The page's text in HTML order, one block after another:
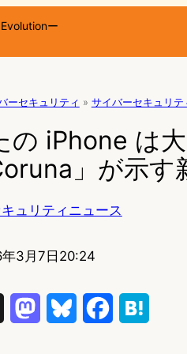
ー
ーセキュリティ » サイバーセキュリテ
の iPhone は
」が示す
ュリティニュース
3月7日20:24